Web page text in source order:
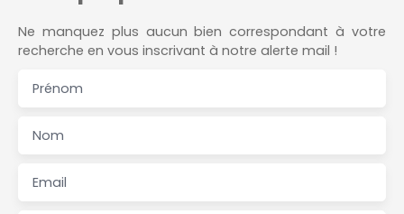
Ne manquez plus aucun bien correspondant à votre
recherche en vous inscrivant à notre alerte mail !
Prénom
Nom
Email